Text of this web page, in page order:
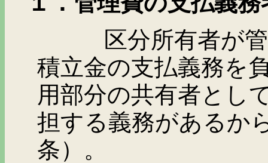
区分所有者が管理
積立金の支払義務を
用部分の共有者とし
担する義務があるか
条）。 した